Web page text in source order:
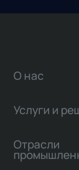
О нас
Услуги и
Отрасли